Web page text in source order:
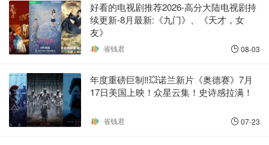
好看的电视剧推荐2026-高分大陆电视剧持
续更新-8月最新:《九门》、《天才，女
友》
省钱君 08-03
年度重磅巨制‼️💥诺兰新片《奥德赛》7月
17日美国上映！众星云集！史诗感拉满！
省钱君 07-23